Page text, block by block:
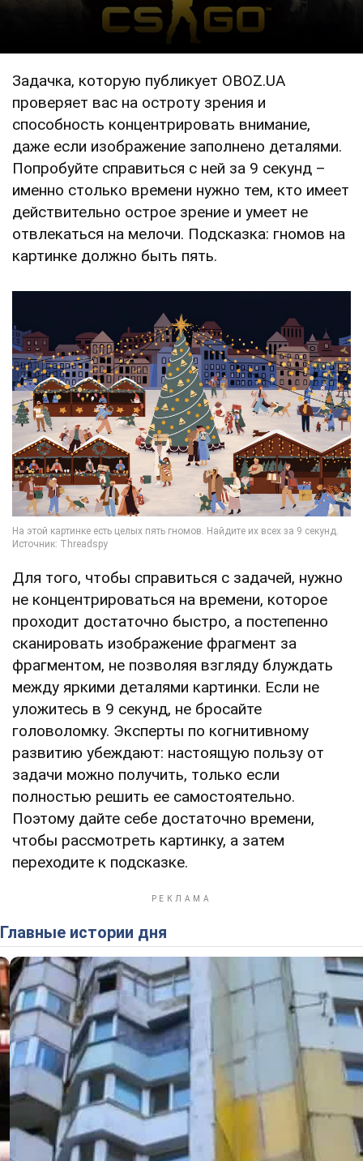
Задачка, которую публикует OBOZ.UA
проверяет вас на остроту зрения и
способность концентрировать внимание,
даже если изображение заполнено деталями.
Попробуйте справиться с ней за 9 секунд –
именно столько времени нужно тем, кто имеет
действительно острое зрение и умеет не
отвлекаться на мелочи. Подсказка: гномов на
картинке должно быть пять.
Для того, чтобы справиться с задачей, нужно
не концентрироваться на времени, которое
проходит достаточно быстро, а постепенно
сканировать изображение фрагмент за
фрагментом, не позволяя взгляду блуждать
между яркими деталями картинки. Если не
уложитесь в 9 секунд, не бросайте
головоломку. Эксперты по когнитивному
развитию убеждают: настоящую пользу от
задачи можно получить, только если
полностью решить ее самостоятельно.
Поэтому дайте себе достаточно времени,
чтобы рассмотреть картинку, а затем
переходите к подсказке.
Главные истории дня